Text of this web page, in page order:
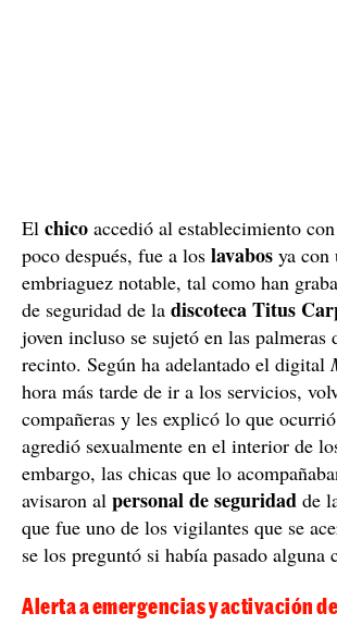
El chico accedió al establecimiento
poco después, fue a los lavabos ya con
embriaguez notable, tal como han
de seguridad de la discoteca Titus
joven incluso se sujetó en las palmeras
recinto. Según ha adelantado el digital
hora más tarde de ir a los servicios,
compañeras y les explicó lo que
agredió sexualmente en el interior de
embargo, las chicas que lo
avisaron al personal de seguridad de
que fue uno de los vigilantes que se
se los preguntó si había pasado alguna
Alerta a emergencias y activación